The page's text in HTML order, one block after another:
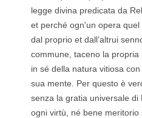
legge divina predicata da
et perché ogn'un opera
dal proprio et dall’altrui
commune, taceno la
in sé della natura vitiosa
sua mente. Per questo è
senza la gratia universale di
ogni virtù, né bene